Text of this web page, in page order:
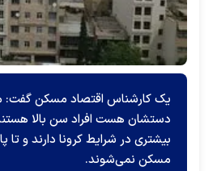
یک کارشناس اقتصاد مسکن گفت:
دستشان هست افراد سن بالا
بیشتری در شرایط کرونا دارند و تا
مسکن نمی‌شوند.